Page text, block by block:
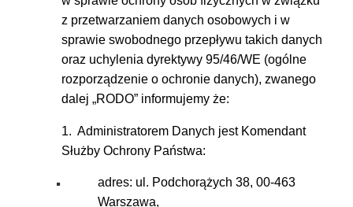
z przetwarzaniem danych osobowych i w
sprawie swobodnego przepływu takich danych
oraz uchylenia dyrektywy 95/46/WE (ogólne
rozporządzenie o ochronie danych), zwanego
dalej „RODO” informujemy że:
1. Administratorem Danych jest Komendant
Służby Ochrony Państwa:
adres: ul. Podchorążych 38, 00-463
Warszawa,